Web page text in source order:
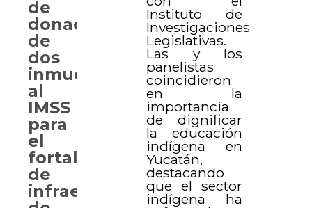
Instituto de
Investigaciones
Legislativas.
Las y los
panelistas
coincidieron
en la
importancia
de dignificar
la educación
indígena en
Yucatán,
destacando
que el sector
indígena ha
de
donación
de
dos
inmuebles
al
IMSS
para
el
fortalecimiento
de
infraestructura